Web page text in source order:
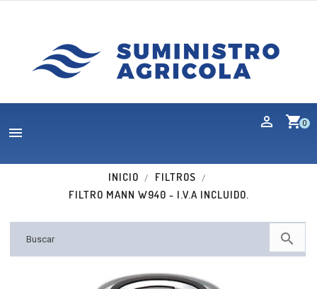
shopping_cart0

INICIO
FILTROS
FILTRO MANN W940 - I.V.A INCLUIDO.
